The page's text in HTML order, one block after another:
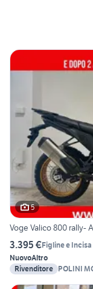
5
Voge Valico 800 rally-
3.395 €Figline e
NuovoAltro
Rivenditore POLINI